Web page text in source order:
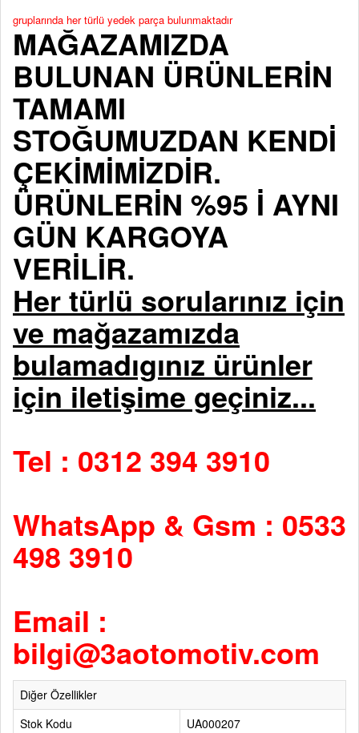
gruplarında her türlü yedek parça bulunmaktadır
MAĞAZAMIZDA
BULUNAN ÜRÜNLERİN
TAMAMI
STOĞUMUZDAN KENDİ
ÇEKİMİMİZDİR.
ÜRÜNLERİN %95 İ AYNI
GÜN KARGOYA
VERİLİR.
Her türlü sorularınız için
ve mağazamızda
bulamadıgınız ürünler
için iletişime geçiniz...
Tel : 0312 394 3910
WhatsApp & Gsm : 0533
498 3910
Email :
bilgi@3aotomotiv.com
Diğer Özellikler
Stok Kodu
UA000207